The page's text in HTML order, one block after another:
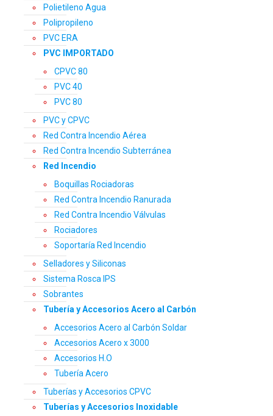
Polietileno Agua
Polipropileno
PVC ERA
PVC IMPORTADO
CPVC 80
PVC 40
PVC 80
PVC y CPVC
Red Contra Incendio Aérea
Red Contra Incendio Subterránea
Red Incendio
Boquillas Rociadoras
Red Contra Incendio Ranurada
Red Contra Incendio Válvulas
Rociadores
Soportaría Red Incendio
Selladores y Siliconas
Sistema Rosca IPS
Sobrantes
Tubería y Accesorios Acero al Carbón
Accesorios Acero al Carbón Soldar
Accesorios Acero x 3000
Accesorios H.O
Tubería Acero
Tuberías y Accesorios CPVC
Tuberías y Accesorios Inoxidable